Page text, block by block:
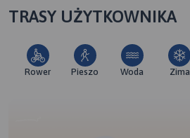
TRASY UŻYTKOWNIKA
Rower Pieszo Woda Zima